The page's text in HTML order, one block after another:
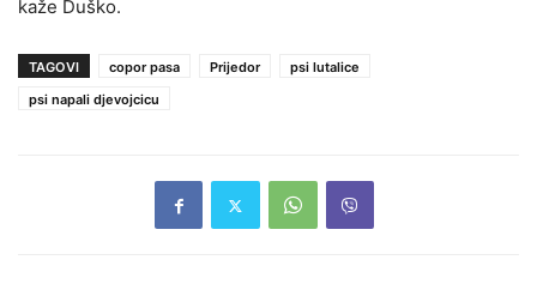
kaže Duško.
TAGOVI copor pasa Prijedor
psi lutalice
psi napali djevojcicu